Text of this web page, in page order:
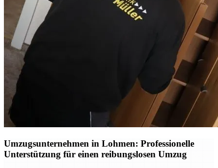
Umzugsunternehmen in Lohmen: Professionelle
Unterstützung für einen reibungslosen Umzug